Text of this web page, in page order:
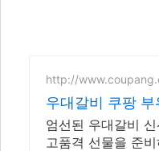
http://
우대갈비 쿠팡
엄선된 우대갈비
고품격 선물을 준